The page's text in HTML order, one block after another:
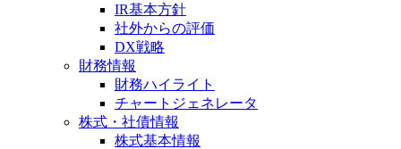
IR基本方針
社外からの評価
DX戦略
財務情報
財務ハイライト
チャートジェネレータ
株式・社債情報
株式基本情報